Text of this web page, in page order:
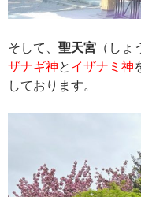
そして、 聖天宮 （し
ザナギ神と イザナミ神
しております。